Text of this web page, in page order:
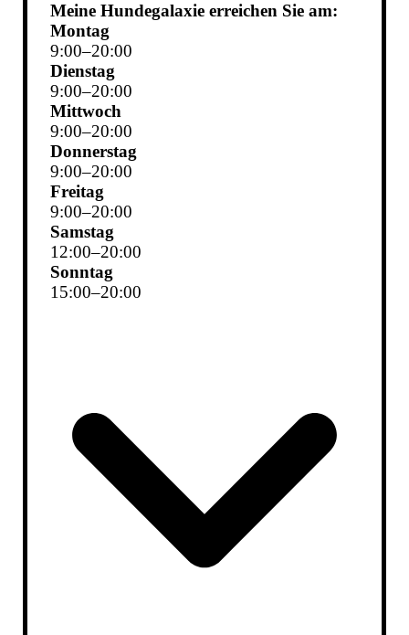
Meine Hundegalaxie erreichen Sie am:
Montag
9:00–20:00
Dienstag
9:00–20:00
Mittwoch
9:00–20:00
Donnerstag
9:00–20:00
Freitag
9:00–20:00
Samstag
12:00–20:00
Sonntag
15:00–20:00